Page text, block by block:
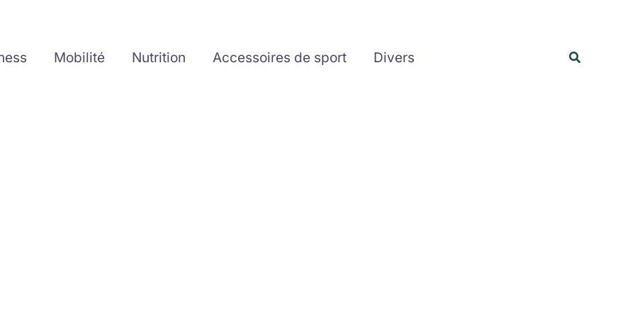
Mobilité Nutrition Accessoires de sport Divers